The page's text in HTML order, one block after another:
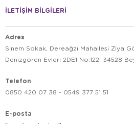
İLETİŞİM BİLGİLERİ
Adres
Sinem Sokak, Dereağzı Mahallesi Ziya
Denizgören Evleri 2DE1 No:122, 34528
Telefon
0850 420 07 38 - 0549 377 51 51
E-posta